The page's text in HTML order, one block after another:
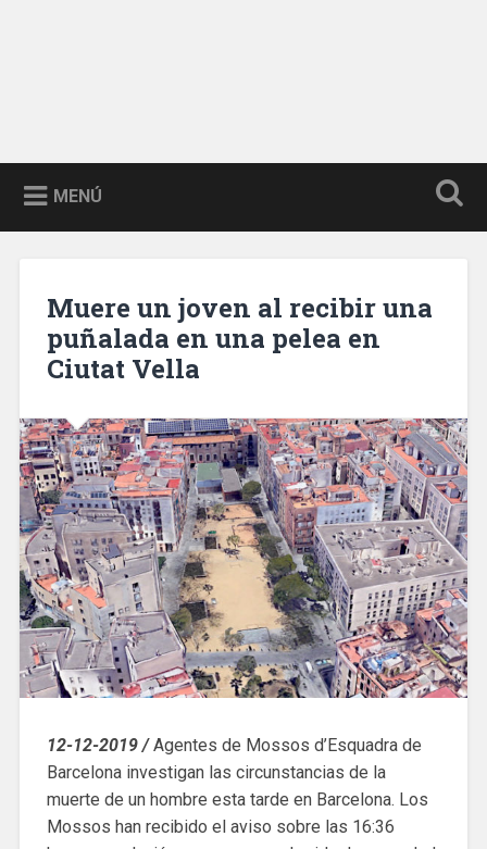
MENÚ
Muere un joven al recibir una
puñalada en una pelea en
Ciutat Vella
12-12-2019 /Agentes de Mossos d’Esquadra de
Barcelona investigan las circunstancias de la
muerte de un hombre esta tarde en Barcelona. Los
Mossos han recibido el aviso sobre las 16:36